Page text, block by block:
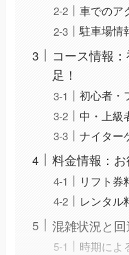
車でのア
駐車場情
コース情報
足！
初心者・
中・上級
ナイター
料金情報：
リフト券
レンタル
混雑状況と
時期によ